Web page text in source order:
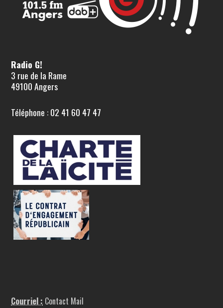
Radio G!
3 rue de la Rame
49100 Angers
Téléphone : 02 41 60 47 47
Courriel : Contact Mail